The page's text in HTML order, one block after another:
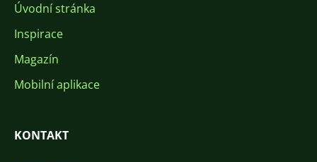
Úvodní stránka
Inspirace
Magazín
Mobilní aplikace
KONTAKT